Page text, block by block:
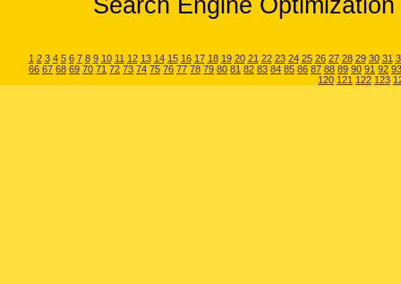
Search Engine
1 2 3 4 5 6 7 8 9 10 11 12 13 14 15 16 17 18 19 20 21 22 23 24 25 26 27 28 29 30 31
66 67 68 69 70 71 72 73 74 75 76 77 78 79 80 81 82 83 84 85 86 87 88 89 90 91 92 93
120 121 122 123